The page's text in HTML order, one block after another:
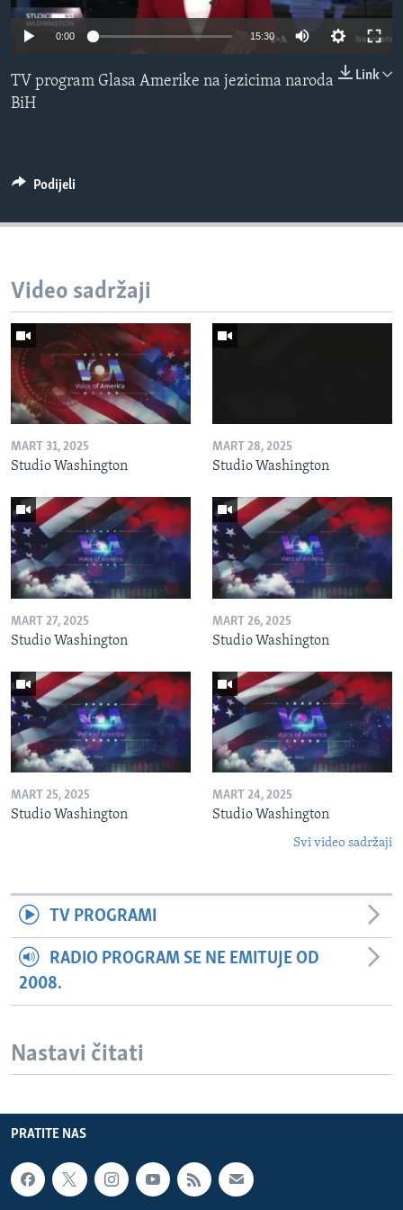
MAGAZIN
Learning English
Jezici
0:00 15:30
Link
TV program Glasa Amerike na jezicima naroda
BiH
Podijeli
Video sadržaji
MART 31, 2025
Studio Washington
MART 28, 2025
Studio Washington
MART 27, 2025
Studio Washington
MART 26, 2025
Studio Washington
MART 25, 2025
Studio Washington
MART 24, 2025
Studio Washington
Svi video sadržaji
TV PROGRAMI
RADIO PROGRAM SE NE EMITUJE OD
2008.
Nastavi čitati
PRATITE NAS